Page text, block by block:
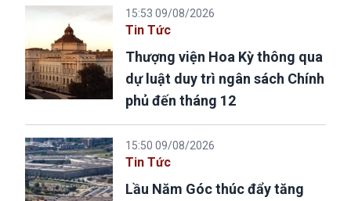
15:53 09/08/2026
Tin Tức
Thượng viện Hoa Kỳ thông qua
dự luật duy trì ngân sách Chính
phủ đến tháng 12
15:50 09/08/2026
Tin Tức
Lầu Năm Góc thúc đẩy tăng